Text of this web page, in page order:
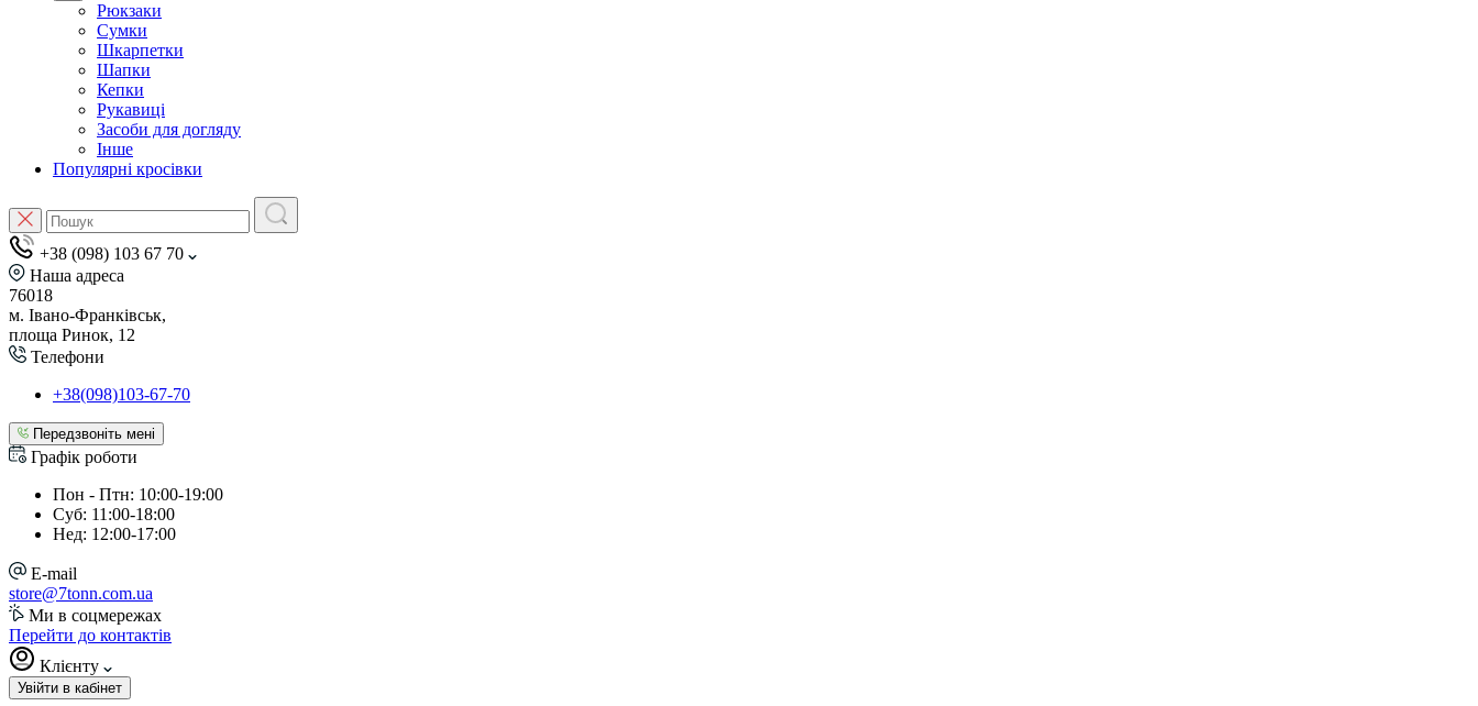
Рюкзаки
Сумки
Шкарпетки
Шапки
Кепки
Рукавиці
Засоби для догляду
Інше
Популярні кросівки
+38 (098) 103 67 70
Наша адреса
76018
м. Івано-Франківськ,
площа Ринок, 12
Телефони
+38(098)103-67-70
Передзвоніть мені
Графік роботи
Пон - Птн: 10:00-19:00
Суб: 11:00-18:00
Нед: 12:00-17:00
E-mail
store@7tonn.com.ua
Ми в соцмережах
Перейти до контактів
Клієнту
Увійти в кабінет